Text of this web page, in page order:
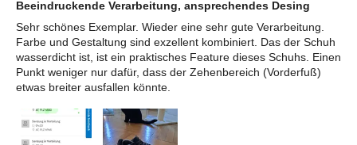
Beeindruckende Verarbeitung, ansprechendes Desing
Sehr schönes Exemplar. Wieder eine sehr gute Verarbeitung.
Farbe und Gestaltung sind exzellent kombiniert. Das der Schuh
wasserdicht ist, ist ein praktisches Feature dieses Schuhs. Einen
Punkt weniger nur dafür, dass der Zehenbereich (Vorderfuß)
etwas breiter ausfallen könnte.